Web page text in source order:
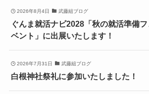
2026年8月4日 武藤組ブログ
ぐんま就活ナビ2028「秋の就活準備
ベント」に出展いたします！
2026年7月31日 武藤組ブログ
白根神社祭礼に参加いたしました！